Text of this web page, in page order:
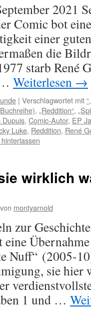
2021
Comic bot
einer
die
starb René
Weiterlesen →
| Verschlagwortet mit“
, „Reddition“,
Dupuis, Comic-Autor, EP
Luke, Reddition, René
wirklich
von montyarnold
zur
Nuff“ (2005-
sie hier
1 und …